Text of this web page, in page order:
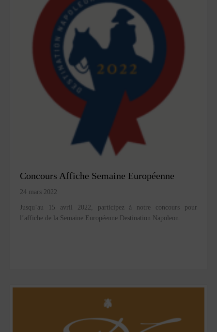
Concours Affiche Semaine Européenne
24 mars 2022
Jusqu’au 15 avril 2022, participez à notre concours pour
l’affiche de la Semaine Européenne Destination Napoleon.